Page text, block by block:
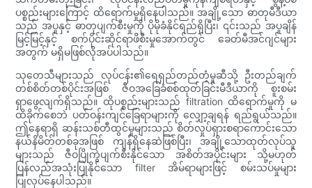
ပစ္စည်းများကြောင့် ထိရောက်မှုရှိနေပါသည်။ အချို့သော ဓာတုမီဒီယာ
သည် အပူနှင့် ဓာတုပျက်စီးမှုကို ပိုမိုခံနိုင်ရည်ရှိပြီး၊ ၎င်းသည် အပူချိန်
မြင့်မြင့်နှင့် စက်ပိုင်းဆိုင်ရာဖိစီးမှုအောက်တွင် ခေတ်မီအင်ဂျင်များ
အတွက် မရှိမဖြစ်လိုအပ်ပါသည်။
သုတေသီများသည် လုပ်ငန်း၏ရေရှည်တည်တံ့မှုဆီသို့ ဦးတည်ချက်
တစ်စိတ်တစ်ပိုင်းအဖြစ် ဇီဝအခြေခံစစ်ထုတ်ခြင်းမီဒီယာကို စူးစမ်း
ရှာဖွေလျက်ရှိသည်။ ထိုပစ္စည်းများသည် filtration ထိရောက်မှုကို မ
ထိခိုက်စေဘဲ ပတ်ဝန်းကျင်ခြေရာများကို လျှော့ချရန် ရည်ရွယ်သည်။
ဤနေရာရှိ ဆန်းသစ်တီထွင်မှုများသည် စိတ်လှုပ်ရှားစရာကောင်းသော
နယ်နိမိတ်တစ်ခုအဖြစ် ကျန်ရှိနေဆဲဖြစ်ပြီး၊ အချို့သောထုတ်လုပ်သူ
များသည် ဇီဝပြိုကွဲပျက်စီးနိုင်သော အစိတ်အပိုင်းများ သို့မဟုတ်
ပြန်လည်အသုံးပြုနိုင်သော filter အိမ်ရာများဖြင့် စမ်းသပ်မှုများ
ပြုလုပ်နေပါသည်။